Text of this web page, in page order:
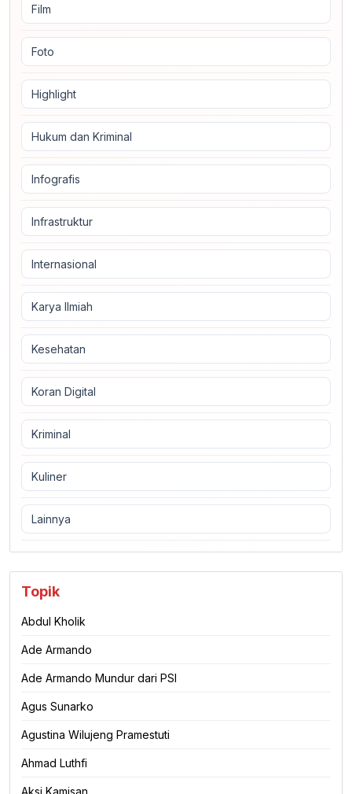
Film
Foto
Highlight
Hukum dan Kriminal
Infografis
Infrastruktur
Internasional
Karya Ilmiah
Kesehatan
Koran Digital
Kriminal
Kuliner
Lainnya
Topik
Abdul Kholik
Ade Armando
Ade Armando Mundur dari PSI
Agus Sunarko
Agustina Wilujeng Pramestuti
Ahmad Luthfi
Aksi Kamisan